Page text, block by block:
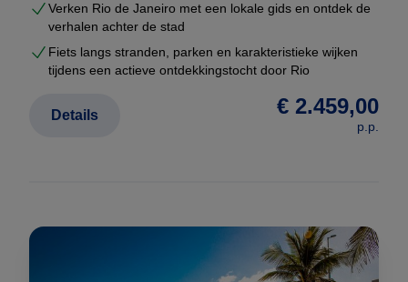
Verken Rio de Janeiro met een lokale gids en ontdek de
verhalen achter de stad
Fiets langs stranden, parken en karakteristieke wijken
tijdens een actieve ontdekkingstocht door Rio
€ 2.459,00
p.p.
Details